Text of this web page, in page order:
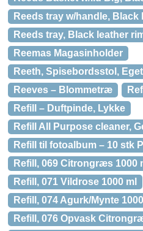
Reeds tray w/handle, Black
Reeds tray, Black leather
Reemas Magasinholder
Reeth, Spisebordsstol,
Reeves – Blommetræ
Refill – Duftpinde, Lykke
Refill All Purpose cleaner,
Refill til fotoalbum – 10 stk
Refill, 069 Citrongræs 1000
Refill, 071 Vildrose 1000 ml
Refill, 074 Agurk/Mynte
Refill, 076 Opvask